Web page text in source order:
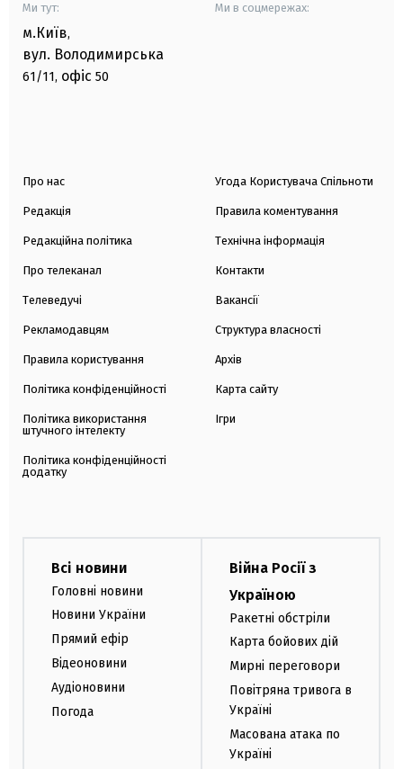
Ми тут:
м.Київ,
вул. Володимирська
61/11, офіс 50
Ми в соцмережах:
Про нас
Редакція
Редакційна політика
Про телеканал
Телеведучі
Рекламодавцям
Правила користування
Політика конфіденційності
Політика використання
штучного інтелекту
Політика конфіденційності
додатку
Угода Користувача Спільноти
Правила коментування
Технічна інформація
Контакти
Вакансії
Структура власності
Архів
Карта сайту
Ігри
Всі новини
Головні новини
Новини України
Прямий ефір
Відеоновини
Аудіоновини
Погода
Війна Росії з
Україною
Ракетні обстріли
Карта бойових дій
Мирні переговори
Повітряна тривога в
Україні
Масована атака по
Україні